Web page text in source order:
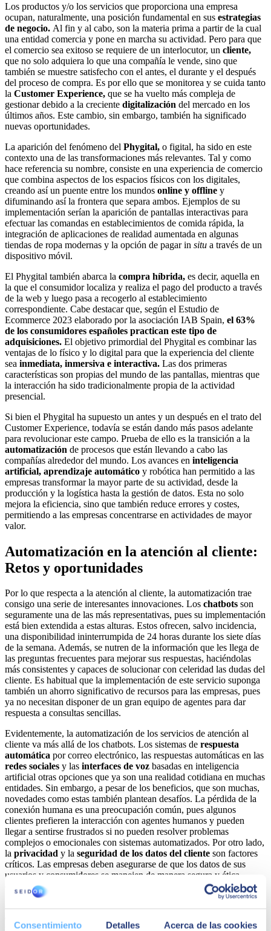
Consentimiento Detalles Acerca de las cookies
Los productos y/o los servicios que proporciona una empresa
ocupan, naturalmente, una posición fundamental en sus estrategias
de negocio. Al fin y al cabo, son la materia prima a partir de la cual
una entidad comercia y pone en marcha su actividad. Pero para que
el comercio sea exitoso se requiere de un interlocutor, un cliente,
que no solo adquiera lo que una compañía le vende, sino que
también se muestre satisfecho con el antes, el durante y el después
del proceso de compra. Es por ello que se monitorea y se cuida tanto
la Customer Experience, que se ha vuelto más compleja de
gestionar debido a la creciente digitalización del mercado en los
últimos años. Este cambio, sin embargo, también ha significado
nuevas oportunidades.
La aparición del fenómeno del Phygital, o figital, ha sido en este
contexto una de las transformaciones más relevantes. Tal y como
hace referencia su nombre, consiste en una experiencia de comercio
que combina aspectos de los espacios físicos con los digitales,
creando así un puente entre los mundos online y offline y
difuminando así la frontera que separa ambos. Ejemplos de su
implementación serían la aparición de pantallas interactivas para
efectuar las comandas en establecimientos de comida rápida, la
integración de aplicaciones de realidad aumentada en algunas
tiendas de ropa modernas y la opción de pagar in situ a través de un
dispositivo móvil.
El Phygital también abarca la compra híbrida, es decir, aquella en
la que el consumidor localiza y realiza el pago del producto a través
de la web y luego pasa a recogerlo al establecimiento
correspondiente. Cabe destacar que, según el Estudio de
Ecommerce 2023 elaborado por la asociación IAB Spain, el 63%
de los consumidores españoles practican este tipo de
adquisiciones. El objetivo primordial del Phygital es combinar las
ventajas de lo físico y lo digital para que la experiencia del cliente
sea inmediata, inmersiva e interactiva. Las dos primeras
características son propias del mundo de las pantallas, mientras que
la interacción ha sido tradicionalmente propia de la actividad
presencial.
Si bien el Phygital ha supuesto un antes y un después en el trato del
Customer Experience, todavía se están dando más pasos adelante
para revolucionar este campo. Prueba de ello es la transición a la
automatización de procesos que están llevando a cabo las
compañías alrededor del mundo. Los avances en inteligencia
artificial, aprendizaje automático y robótica han permitido a las
empresas transformar la mayor parte de su actividad, desde la
producción y la logística hasta la gestión de datos. Esta no solo
mejora la eficiencia, sino que también reduce errores y costes,
permitiendo a las empresas concentrarse en actividades de mayor
valor.
Automatización en la atención al cliente:
Retos y oportunidades
Por lo que respecta a la atención al cliente, la automatización trae
consigo una serie de interesantes innovaciones. Los chatbots son
seguramente una de las más representativas, pues su implementación
está bien extendida a estas alturas. Estos ofrecen, salvo incidencia,
una disponibilidad ininterrumpida de 24 horas durante los siete días
de la semana. Además, se nutren de la información que les llega de
las preguntas frecuentes para mejorar sus respuestas, haciéndolas
más consistentes y capaces de solucionar con celeridad las dudas del
cliente. Es habitual que la implementación de este servicio suponga
también un ahorro significativo de recursos para las empresas, pues
ya no necesitan disponer de un gran equipo de agentes para dar
respuesta a consultas sencillas.
Evidentemente, la automatización de los servicios de atención al
cliente va más allá de los chatbots. Los sistemas de respuesta
automática por correo electrónico, las respuestas automáticas en las
redes sociales y las interfaces de voz basadas en inteligencia
artificial otras opciones que ya son una realidad cotidiana en muchas
entidades. Sin embargo, a pesar de los beneficios, que son muchas,
novedades como estas también plantean desafíos. La pérdida de la
conexión humana es una preocupación común, pues algunos
clientes prefieren la interacción con agentes humanos y pueden
llegar a sentirse frustrados si no pueden resolver problemas
complejos o emocionales con sistemas automatizados. Por otro lado,
la privacidad y la seguridad de los datos del cliente son factores
críticos. Las empresas deben asegurarse de que los datos de sus
usuarios y consumidores se manejen de manera segura y ética,
cumpliendo con las regulaciones de privacidad aplicables.
Con todo, el progreso en el ámbito de la Customer Experience está
responder eficientemente a las necesidades de interacción humanas.